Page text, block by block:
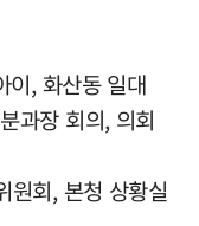
, 화산동 일대
과장 회의, 의회
회, 본청 상황실